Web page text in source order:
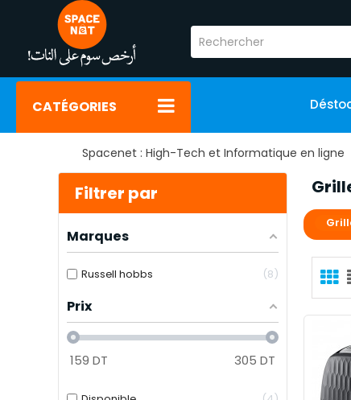
CATÉGORIES
Spacenet : High-Tech et Informatique en ligne
Filtrer par
Marques
Russell hobbs 8
Prix
159 DT 305 DT